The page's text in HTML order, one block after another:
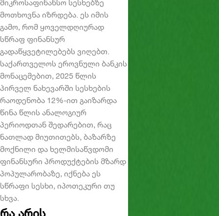
მიკროსაფინანსო სესხებზე
მოთხოვნა იზრდება. ეს იმის
გამო, რომ ყოველდღიურად
სწრაფ ფინანსურ
გადაწყვეტილებებს ვიღებთ.
საქართველოს ეროვნული ბანკის
მონაცემებით, 2025 წლის
პირველ ნახევარში სესხების
რაოდენობა 12%-ით გაიზარდა
წინა წლის ანალოგიურ
პერიოდთან შედარებით, რაც
ნათლად მიუთითებს, ბაზარზე
მოქნილი და ხელმისაწვდომი
ფინანსური პროდუქტების მზარდ
პოპულარობაზე, იქნება ეს
სწრაფი სესხი, იპოთეკური თუ
სხვა.
რა არის